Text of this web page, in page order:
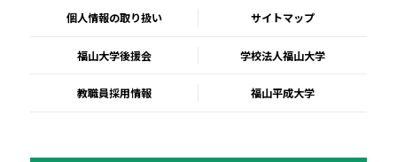
個人情報の取り扱い サイトマップ
福山大学後援会 学校法人福山大学
教職員採用情報 福山平成大学